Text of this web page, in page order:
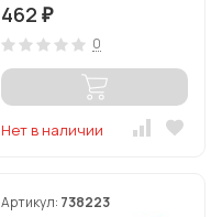
462 ₽
0
Нет в наличии
Артикул: 738223